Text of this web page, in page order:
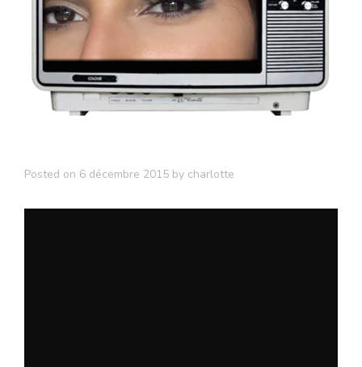
Posted on 6 décembre 2015 by charlotte